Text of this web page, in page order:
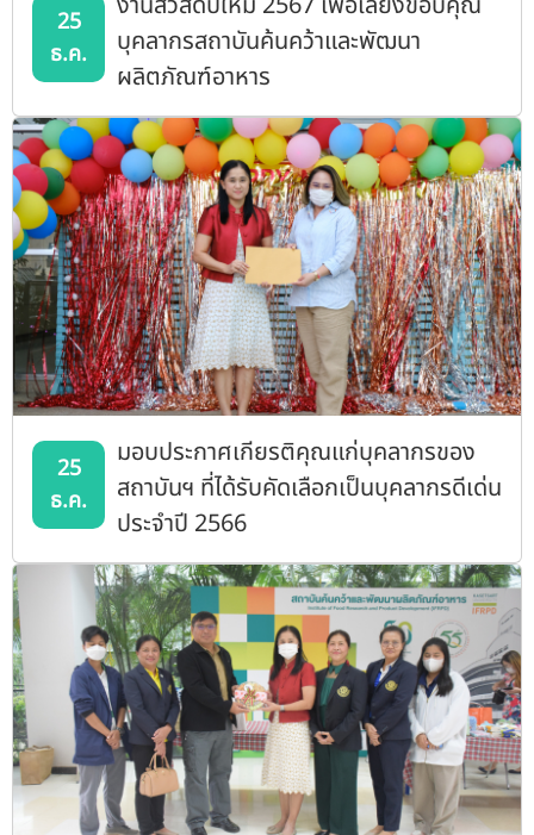
25
ธ.ค.
บุคลากรสถาบันค้นคว้าและพัฒนา
ผลิตภัณฑ์อาหาร
25
ธ.ค.
มอบประกาศเกียรติคุณแก่บุคลากรของ
สถาบันฯ ที่ได้รับคัดเลือกเป็นบุคลากรดีเด่น
ประจำปี 2566